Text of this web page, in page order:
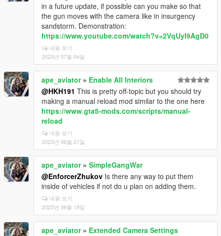
in a future update, if possible can you make so that
the gun moves with the camera like in insurgency
sandstorm. Demonstration:
https://www.youtube.com/watch?v=2VqUyI9AgD0
내용 보기
2023년 07월 04일
ape_aviator» Enable All Interiors
@HKH191 This is pretty off-topic but you should try
making a manual reload mod similar to the one here
https://www.gta5-mods.com/scripts/manual-
reload
내용 보기
2023년 06월 21일
ape_aviator» SimpleGangWar
@EnforcerZhukov Is there any way to put them
inside of vehicles if not do u plan on adding them.
내용 보기
2023년 06월 19일
ape_aviator» Extended Camera Settings